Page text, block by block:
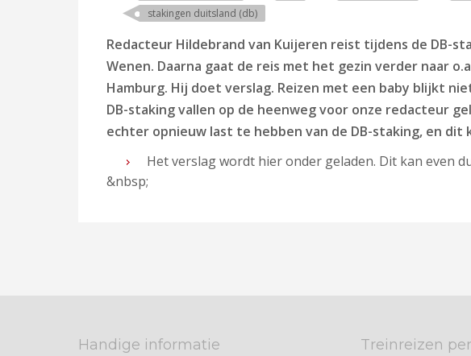
stakingen duitsland (db)
Redacteur Hildebrand van Kuijeren reist tijdens de DB-
Wenen. Daarna gaat de reis met het gezin verder naar
Hamburg. Hij doet verslag. Reizen met een baby blijkt
DB-staking vallen op de heenweg voor onze redacteur
echter opnieuw last te hebben van de DB-staking, en
Het verslag wordt hier onder geladen. Dit kan even
&nbsp;
Handige informatie Treinreizen